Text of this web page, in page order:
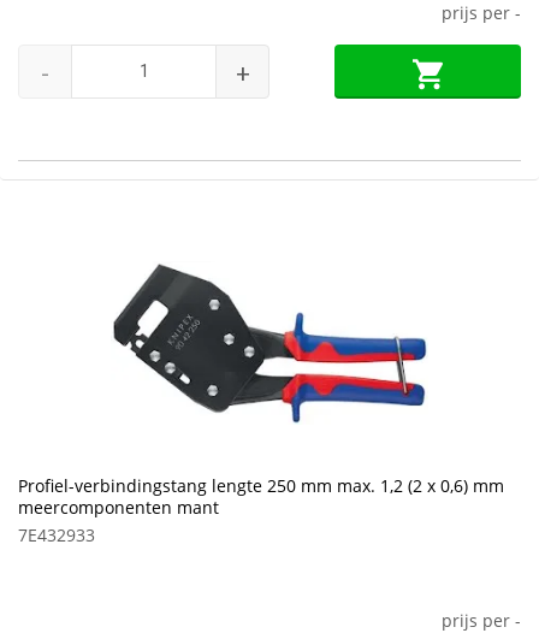
prijs per -
- +
Profiel-verbindingstang lengte 250 mm max. 1,2 (2 x 0,6) mm
meercomponenten mant
7E432933
prijs per -